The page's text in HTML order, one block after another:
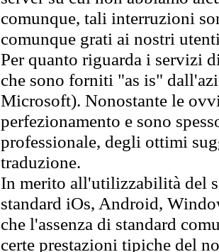
comunque, tali interruzioni
comunque grati ai nostri
Per quanto riguarda i servizi
che sono forniti "as is"
Microsoft). Nonostante le
perfezionamento e sono
professionale, degli ottimi
traduzione.
In merito all'utilizzabilità del
standard iOs, Android,
che l'assenza di standard
certe prestazioni tipiche del